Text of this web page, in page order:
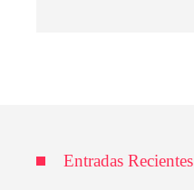
Entradas Recientes